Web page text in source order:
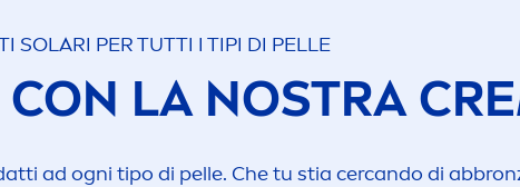
SOLARI PER TUTTI I TIPI DI PELLE
LA NOSTRA
ad ogni tipo di pelle. Che tu stia cercando di